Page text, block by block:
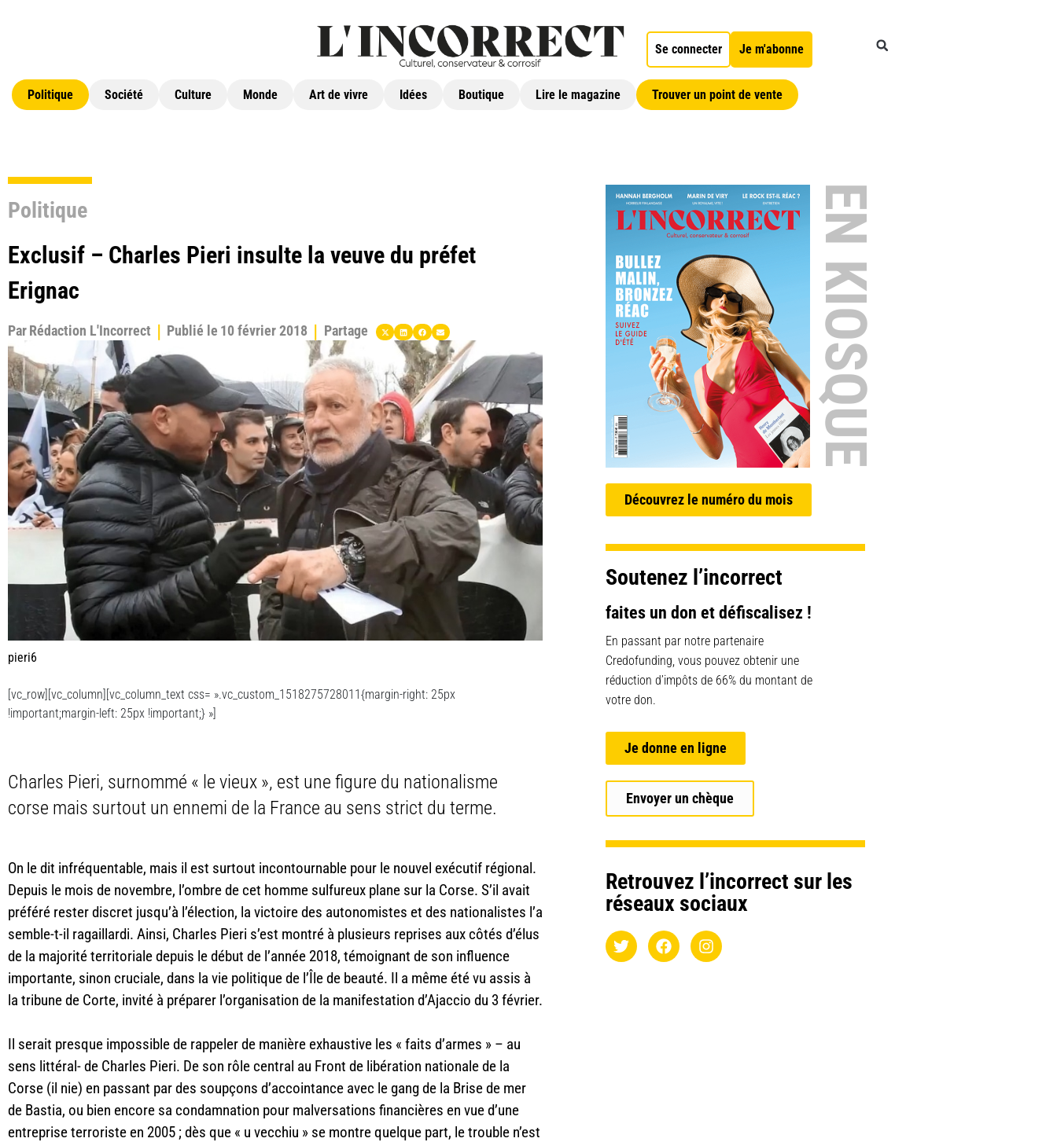
Se connecter Je m'abonne
Politique Société Culture Monde Art de vivre Idées Boutique Lire le magazine Trouver un point de vente
Politique
Exclusif – Charles Pieri insulte la veuve du préfet
Erignac
ParRédaction L'Incorrect Publié le 10 février 2018 Partage
pieri6
[vc_row][vc_column][vc_column_text css= ».vc_custom_1518275728011{margin-right: 25px
!important;margin-left: 25px !important;} »]
Charles Pieri, surnommé « le vieux », est une figure du nationalisme
corse mais surtout un ennemi de la France au sens strict du terme.
On le dit infréquentable, mais il est surtout incontournable pour le nouvel exécutif régional.
Depuis le mois de novembre, l’ombre de cet homme sulfureux plane sur la Corse. S’il avait
préféré rester discret jusqu’à l’élection, la victoire des autonomistes et des nationalistes l’a
semble-t-il ragaillardi. Ainsi, Charles Pieri s’est montré à plusieurs reprises aux côtés d’élus
de la majorité territoriale depuis le début de l’année 2018, témoignant de son influence
importante, sinon cruciale, dans la vie politique de l’Île de beauté. Il a même été vu assis à
la tribune de Corte, invité à préparer l’organisation de la manifestation d’Ajaccio du 3 février.
Il serait presque impossible de rappeler de manière exhaustive les « faits d’armes » – au
sens littéral- de Charles Pieri. De son rôle central au Front de libération nationale de la
Corse (il nie) en passant par des soupçons d’accointance avec le gang de la Brise de mer
de Bastia, ou bien encore sa condamnation pour malversations financières en vue d’une
entreprise terroriste en 2005 ; dès que « u vecchiu » se montre quelque part, le trouble n’est
EN KIOSQUE
Découvrez le numéro du mois
Soutenez l’incorrect
faites un don et défiscalisez !
En passant par notre partenaire
Credofunding, vous pouvez obtenir une
réduction d’impôts de 66% du montant de
votre don.
Je donne en ligne
Envoyer un chèque
Retrouvez l’incorrect sur les
réseaux sociaux